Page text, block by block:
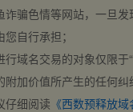
骗色情等网站，一旦
自行承担；
域名交易的对象仅限于
加价值所产生的任何
仔细阅读 《西数预释放